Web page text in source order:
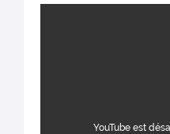
YouTube est